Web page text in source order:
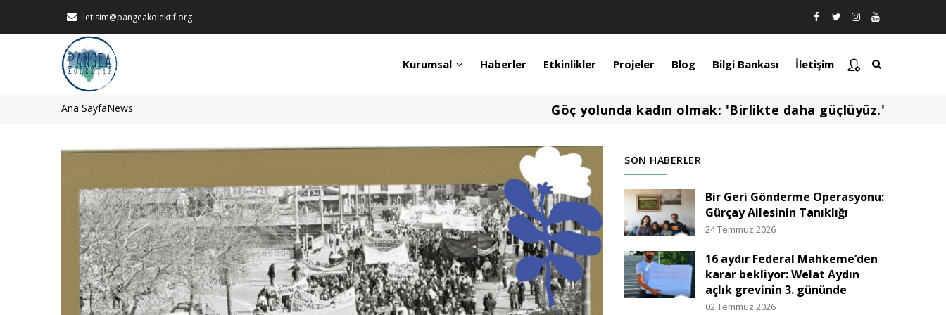
iletisim@pangeakolektif.org
Kurumsal Haberler Etkinlikler Projeler Blog Bilgi Bankası İletişim
Göç yolunda kadın olmak: 'Birlikte daha güçlüyüz.'
Sayfa
yolu
Ana SayfaNews
Görsel SON HABERLER
Bir Geri Gönderme Operasyonu:
Gürçay Ailesinin Tanıklığı
24 Temmuz 2026
16 aydır Federal Mahkeme’den
karar bekliyor: Welat Aydın
açlık grevinin 3. gününde
02 Temmuz 2026